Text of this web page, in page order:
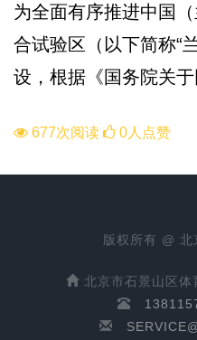
为全面有序推进中国
合试验区（以下简称“
设，根据《国务院关
677次阅读 0人点赞
版权所有 @
北京市石景山区